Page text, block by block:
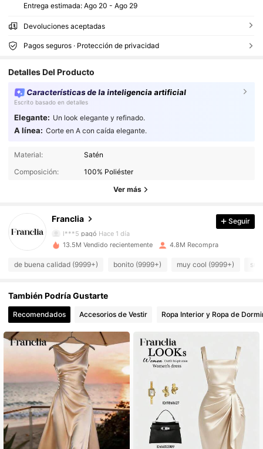
Entrega estimada: Ago 20 - Ago 29
Devoluciones aceptadas
Pagos seguros · Protección de privacidad
Detalles Del Producto
Características de la inteligencia artificial
Escrito basado en detalles
Elegante: Un look elegante y refinado.
A línea: Corte en A con caída elegante.
Material:
Satén
Composición:
100% Poliéster
Ver más
Franclia
1.6M Seguidores
1.6M Seguidores
4,78
1.6M Seguidores
l***5 pagó Hace 1 día
1.6M Seguidores
4,78
4,78 1.6M Seguidores
4,78 1.6M Seguidores
4,78 1.6M Seguidores
4,78 1.6M Seguidores
Seguir
13.5M Vendido recientemente 4.8M Recompra
de buena calidad (9999+) bonito (9999+) muy cool (9999+)
También Podría Gustarte
Recomendados Accesorios de Vestir Ropa Interior y Ropa de